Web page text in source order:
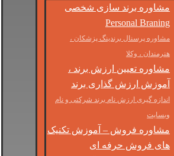
مشاوره برند سازی شخصی
Personal Braning
مشاوره پرسنال برندینگ پزشکان ،
هنرمندان ، وکلا
مشاوره تعیین ارزش برند ،
آموزش ارزش گذاری برند
اندازه گیری ارزش نام برند شرکتی و نام
وبسایت
مشاوره فروش – آموزش تکنیک
های فروش حرفه ای